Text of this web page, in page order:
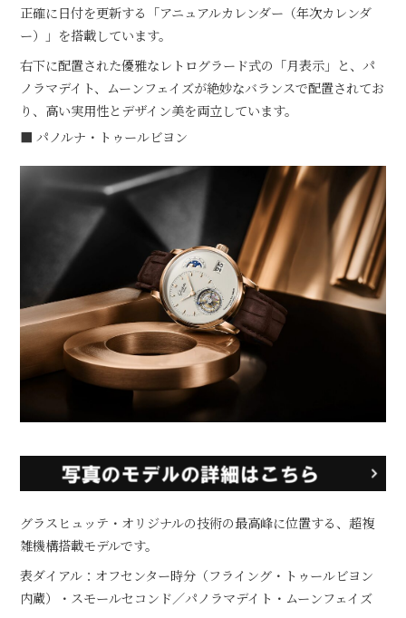
正確に日付を更新する「アニュアルカレンダー（年次カレンダ
ー）」を搭載しています。
右下に配置された優雅なレトログラード式の「月表示」と、パ
ノラマデイト、ムーンフェイズが絶妙なバランスで配置されてお
り、高い実用性とデザイン美を両立しています。
■ パノルナ・トゥールビヨン
グラスヒュッテ・オリジナルの技術の最高峰に位置する、超複
雑機構搭載モデルです。
表ダイアル：オフセンター時分（フライング・トゥールビヨン
内蔵）・スモールセコンド／パノラマデイト・ムーンフェイズ